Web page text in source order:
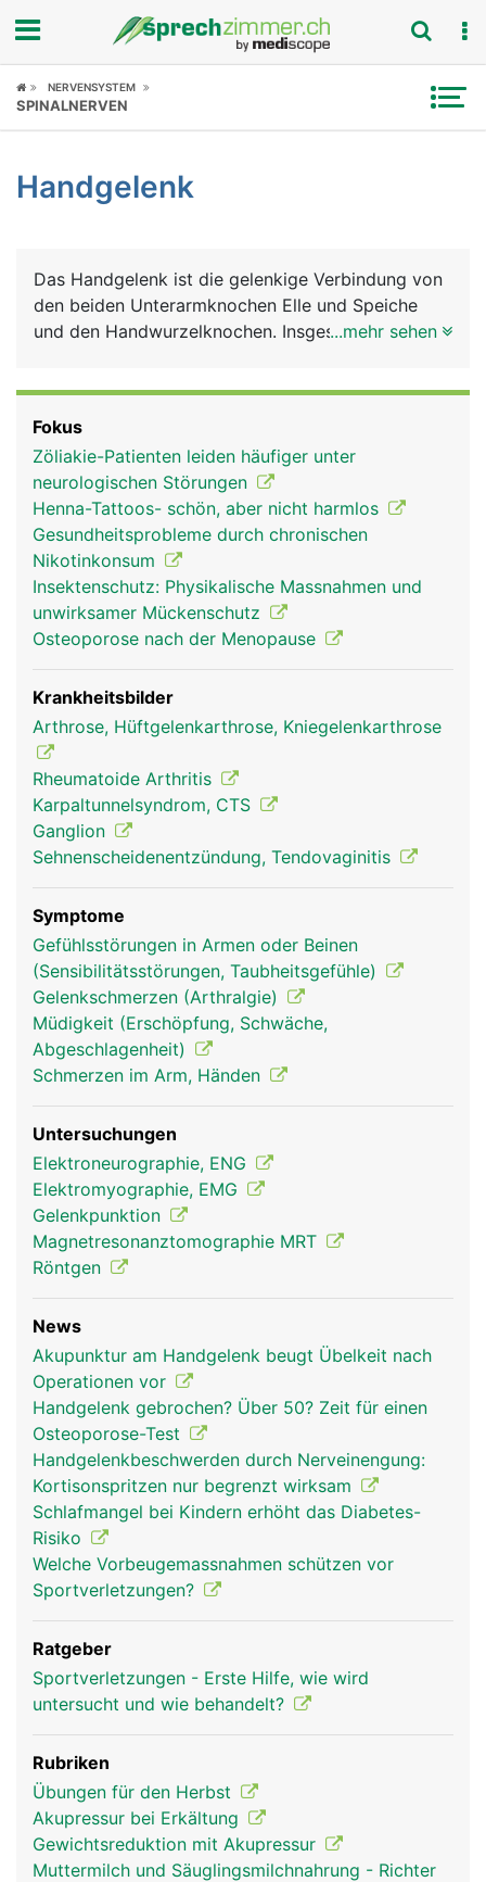
Fokus
Symptome
News
Rubriken
NERVENSYSTEM
SPINALNERVEN
Handgelenk
Das Handgelenk ist die gelenkige Verbindung von
den beiden Unterarmknochen Elle und Speiche
und den Handwurzelknochen. Insgesamt gibt es 8
überzogen und werden von Bändern
zusammengehalten. Weitere feste Bänder
verbinden die Handwurzelknochen mit der Elle und
Speiche und stabilisieren das Handgelenk. Durch
den Handwurzelkanal (Karpaltunnel) laufen Nerven
sowie die Muskelsehnen der Unterarmmuskeln, mit
denen die Finger bewegt werden.
Handgelenk Frau Handgelenk Mann
...mehr sehen
Fokus
Zöliakie-Patienten leiden häufiger unter
neurologischen Störungen
Henna-Tattoos- schön, aber nicht harmlos
Gesundheitsprobleme durch chronischen
Nikotinkonsum
Insektenschutz: Physikalische Massnahmen und
unwirksamer Mückenschutz
Osteoporose nach der Menopause
Krankheitsbilder
Arthrose, Hüftgelenkarthrose, Kniegelenkarthrose
Rheumatoide Arthritis
Karpaltunnelsyndrom, CTS
Ganglion
Sehnenscheidenentzündung, Tendovaginitis
Symptome
Gefühlsstörungen in Armen oder Beinen
(Sensibilitätsstörungen, Taubheitsgefühle)
Gelenkschmerzen (Arthralgie)
Müdigkeit (Erschöpfung, Schwäche,
Abgeschlagenheit)
Schmerzen im Arm, Händen
Untersuchungen
Elektroneurographie, ENG
Elektromyographie, EMG
Gelenkpunktion
Magnetresonanztomographie MRT
Röntgen
News
Akupunktur am Handgelenk beugt Übelkeit nach
Operationen vor
Handgelenk gebrochen? Über 50? Zeit für einen
Osteoporose-Test
Handgelenkbeschwerden durch Nerveinengung:
Kortisonspritzen nur begrenzt wirksam
Schlafmangel bei Kindern erhöht das Diabetes-
Risiko
Welche Vorbeugemassnahmen schützen vor
Sportverletzungen?
Ratgeber
Sportverletzungen - Erste Hilfe, wie wird
untersucht und wie behandelt?
Rubriken
Übungen für den Herbst
Akupressur bei Erkältung
Gewichtsreduktion mit Akupressur
Muttermilch und Säuglingsmilchnahrung - Richter